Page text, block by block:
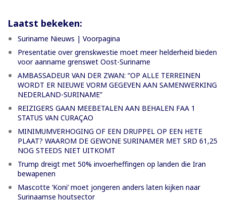
Laatst bekeken:
Suriname Nieuws | Voorpagina
Presentatie over grenskwestie moet meer helderheid bieden
voor aanname grenswet Oost-Suriname
AMBASSADEUR VAN DER ZWAN: “OP ALLE TERREINEN
WORDT ER NIEUWE VORM GEGEVEN AAN SAMENWERKING
NEDERLAND-SURINAME”
REIZIGERS GAAN MEEBETALEN AAN BEHALEN FAA 1
STATUS VAN CURAÇAO
MINIMUMVERHOGING OF EEN DRUPPEL OP EEN HETE
PLAAT? WAAROM DE GEWONE SURINAMER MET SRD 61,25
NOG STEEDS NIET UITKOMT
Trump dreigt met 50% invoerheffingen op landen die Iran
bewapenen
Mascotte ‘Koni’ moet jongeren anders laten kijken naar
Surinaamse houtsector